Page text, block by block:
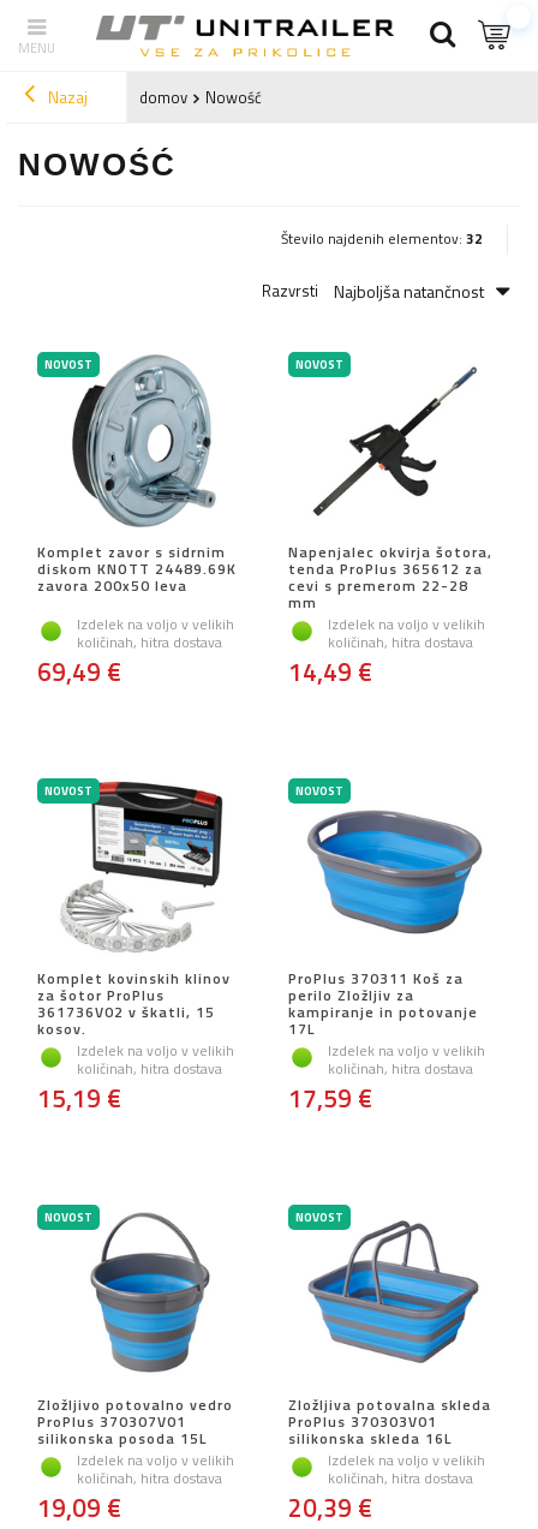
Nazaj domov Nowość
NOWOŚĆ
Število najdenih elementov: 32
Razvrsti Najboljša natančnost
NOVOST
Komplet zavor s sidrnim
diskom KNOTT 24489.69K
zavora 200x50 leva
Izdelek na voljo v velikih
količinah, hitra dostava
69,49 €
NOVOST
Napenjalec okvirja šotora,
tenda ProPlus 365612 za
cevi s premerom 22-28
mm
Izdelek na voljo v velikih
količinah, hitra dostava
14,49 €
NOVOST
Komplet kovinskih klinov
za šotor ProPlus
361736V02 v škatli, 15
kosov.
Izdelek na voljo v velikih
količinah, hitra dostava
15,19 €
NOVOST
ProPlus 370311 Koš za
perilo Zložljiv za
kampiranje in potovanje
17L
Izdelek na voljo v velikih
količinah, hitra dostava
17,59 €
NOVOST
Zložljivo potovalno vedro
ProPlus 370307V01
silikonska posoda 15L
Izdelek na voljo v velikih
količinah, hitra dostava
19,09 €
NOVOST
Zložljiva potovalna skleda
ProPlus 370303V01
silikonska skleda 16L
Izdelek na voljo v velikih
količinah, hitra dostava
20,39 €